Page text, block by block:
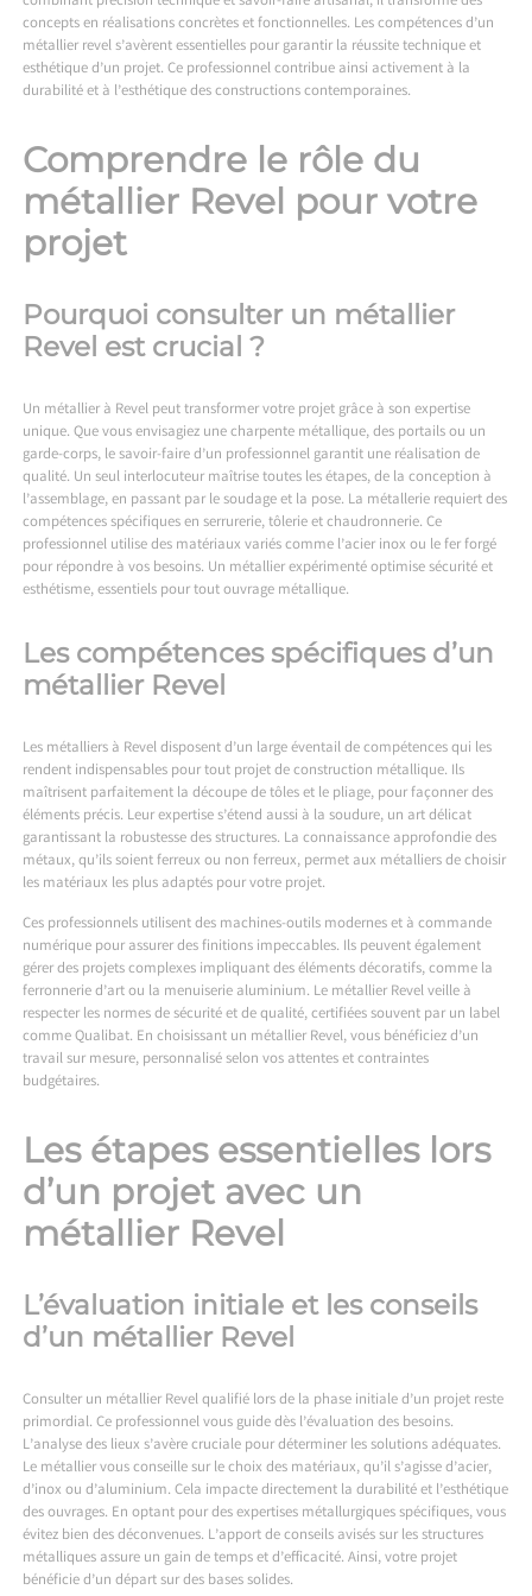
concepts en réalisations concrètes et fonctionnelles. Les compétences d’un
métallier revel s’avèrent essentielles pour garantir la réussite technique et
esthétique d’un projet. Ce professionnel contribue ainsi activement à la
durabilité et à l’esthétique des constructions contemporaines.
Comprendre le rôle du
métallier Revel pour votre
projet
Pourquoi consulter un métallier
Revel est crucial ?
Un métallier à Revel peut transformer votre projet grâce à son expertise
unique. Que vous envisagiez une charpente métallique, des portails ou un
garde-corps, le savoir-faire d’un professionnel garantit une réalisation de
qualité. Un seul interlocuteur maîtrise toutes les étapes, de la conception à
l’assemblage, en passant par le soudage et la pose. La métallerie requiert des
compétences spécifiques en serrurerie, tôlerie et chaudronnerie. Ce
professionnel utilise des matériaux variés comme l’acier inox ou le fer forgé
pour répondre à vos besoins. Un métallier expérimenté optimise sécurité et
esthétisme, essentiels pour tout ouvrage métallique.
Les compétences spécifiques d’un
métallier Revel
Les métalliers à Revel disposent d’un large éventail de compétences qui les
rendent indispensables pour tout projet de construction métallique. Ils
maîtrisent parfaitement la découpe de tôles et le pliage, pour façonner des
éléments précis. Leur expertise s’étend aussi à la soudure, un art délicat
garantissant la robustesse des structures. La connaissance approfondie des
métaux, qu’ils soient ferreux ou non ferreux, permet aux métalliers de choisir
les matériaux les plus adaptés pour votre projet.
Ces professionnels utilisent des machines-outils modernes et à commande
numérique pour assurer des finitions impeccables. Ils peuvent également
gérer des projets complexes impliquant des éléments décoratifs, comme la
ferronnerie d’art ou la menuiserie aluminium. Le métallier Revel veille à
respecter les normes de sécurité et de qualité, certifiées souvent par un label
comme Qualibat. En choisissant un métallier Revel, vous bénéficiez d’un
travail sur mesure, personnalisé selon vos attentes et contraintes
budgétaires.
Les étapes essentielles lors
d’un projet avec un
métallier Revel
L’évaluation initiale et les conseils
d’un métallier Revel
Consulter un métallier Revel qualifié lors de la phase initiale d’un projet reste
primordial. Ce professionnel vous guide dès l’évaluation des besoins.
L’analyse des lieux s’avère cruciale pour déterminer les solutions adéquates.
Le métallier vous conseille sur le choix des matériaux, qu’il s’agisse d’acier,
d’inox ou d’aluminium. Cela impacte directement la durabilité et l’esthétique
des ouvrages. En optant pour des expertises métallurgiques spécifiques, vous
évitez bien des déconvenues. L’apport de conseils avisés sur les structures
métalliques assure un gain de temps et d’efficacité. Ainsi, votre projet
bénéficie d’un départ sur des bases solides.